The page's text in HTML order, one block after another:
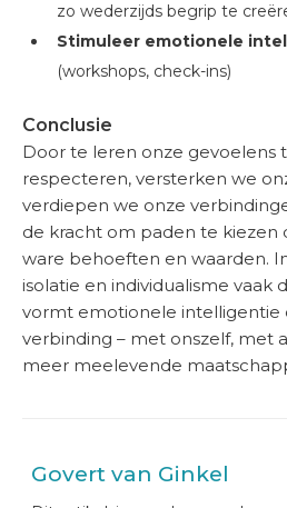
zo wederzijds begrip te
Stimuleer emotionele
(workshops, check-ins)
Conclusie
Door te leren onze gevoelens
respecteren, versterken we
verdiepen we onze
de kracht om paden te kiezen
ware behoeften en waarden.
isolatie en individualisme vaak
vormt emotionele intelligentie
verbinding – met onszelf, met
meer meelevende
Govert van Ginkel